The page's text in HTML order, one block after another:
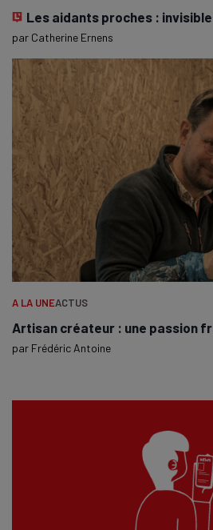
Les aidants proches :
par Catherine Ernens
A LA UNEACTUS
Artisan créateur : une passion
par Frédéric Antoine